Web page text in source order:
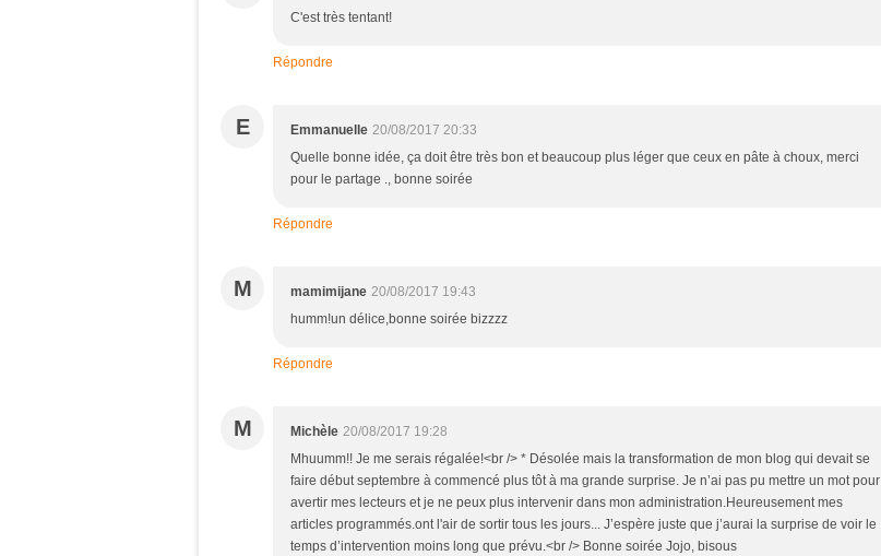
C'est très tentant!
Répondre
E Emmanuelle 20/08/2017 20:33
Quelle bonne idée, ça doit être très bon et beaucoup plus léger que ceux en pâte à choux, merci
pour le partage ., bonne soirée
Répondre
M mamimijane 20/08/2017 19:43
humm!un délice,bonne soirée bizzzz
Répondre
M Michèle 20/08/2017 19:28
Mhuumm!! Je me serais régalée!<br /> * Désolée mais la transformation de mon blog qui devait se
faire début septembre à commencé plus tôt à ma grande surprise. Je n’ai pas pu mettre un mot pour
avertir mes lecteurs et je ne peux plus intervenir dans mon administration.Heureusement mes
articles programmés.ont l'air de sortir tous les jours... J’espère juste que j’aurai la surprise de voir le
temps d’intervention moins long que prévu.<br /> Bonne soirée Jojo, bisous